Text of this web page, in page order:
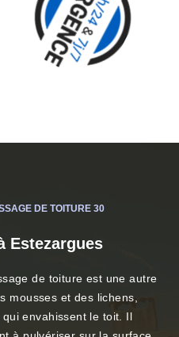
DE TOITURE 30
Estezargues
de toiture est une autre
mousses et des lichens,
envahissent le toit. Il